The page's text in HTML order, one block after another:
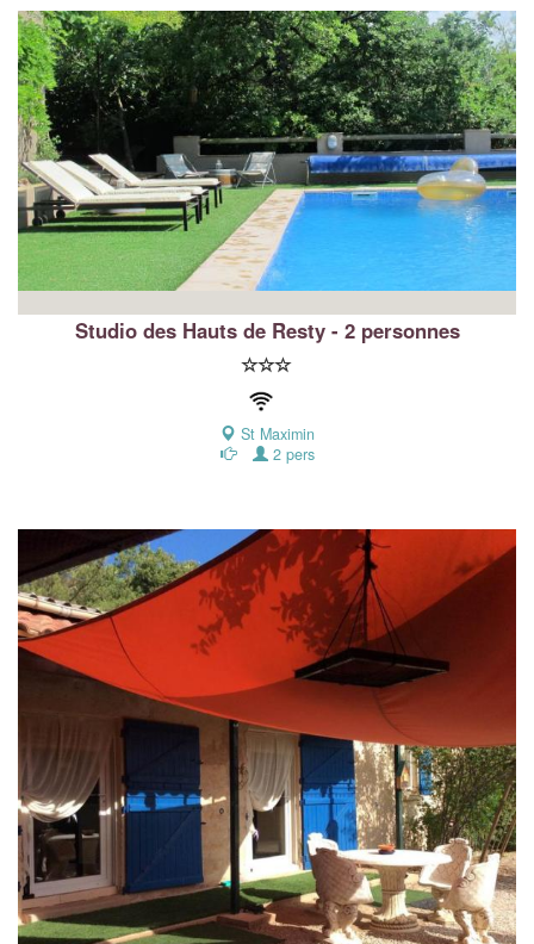
Studio des Hauts de Resty - 2 personnes
St Maximin
2 pers